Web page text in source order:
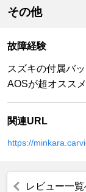
その他
故障経験
スズキの付属バ
AOSが超オススメ
関連URL
https://
レビュー一